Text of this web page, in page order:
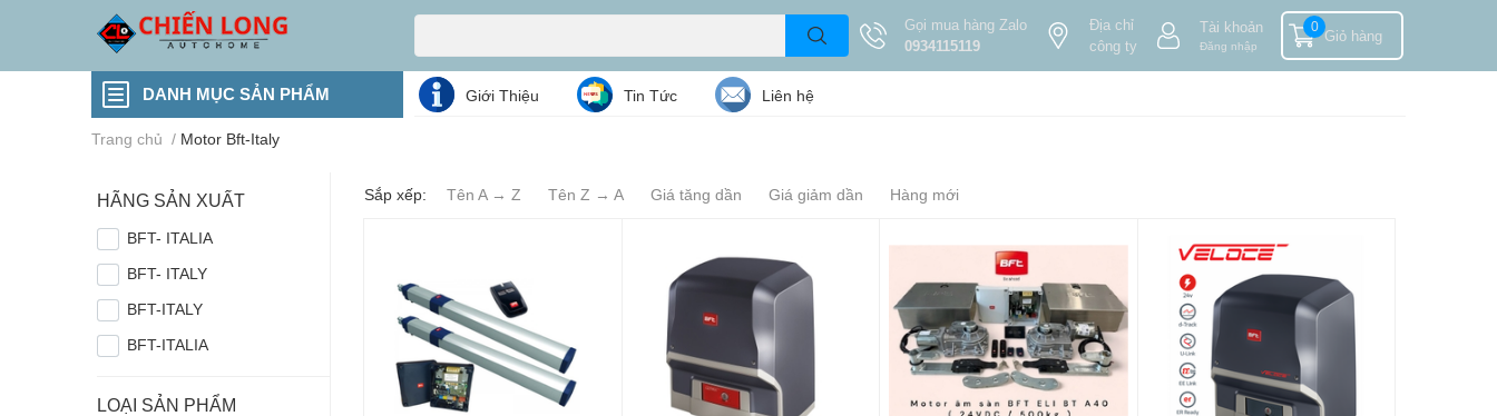
Gọi mua hàng Zalo
0934115119
Địa chỉ
công ty
Tài khoản
Đăng nhập
Giỏ hàng
0
DANH MỤC SẢN PHẨM Giới Thiệu Tin Tức Liên hệ
Trang chủ / Motor Bft-Italy
HÃNG SẢN XUẤT
BFT- ITALIA
BFT- ITALY
BFT-ITALY
BFT-ITALIA
LOẠI SẢN PHẨM
Sắp xếp: Tên A → Z Tên Z → A Giá tăng dần Giá giảm dần Hàng mới